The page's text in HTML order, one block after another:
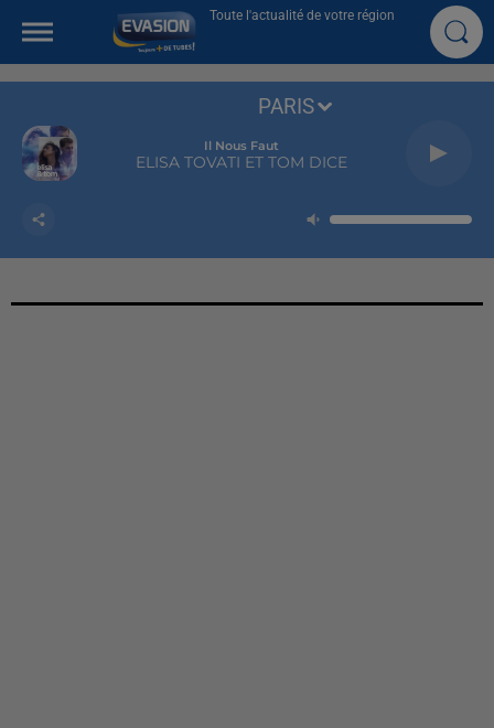
Toute l'actualité de votre région
Il Nous Faut
ELISA TOVATI ET TOM DICE
PARIS